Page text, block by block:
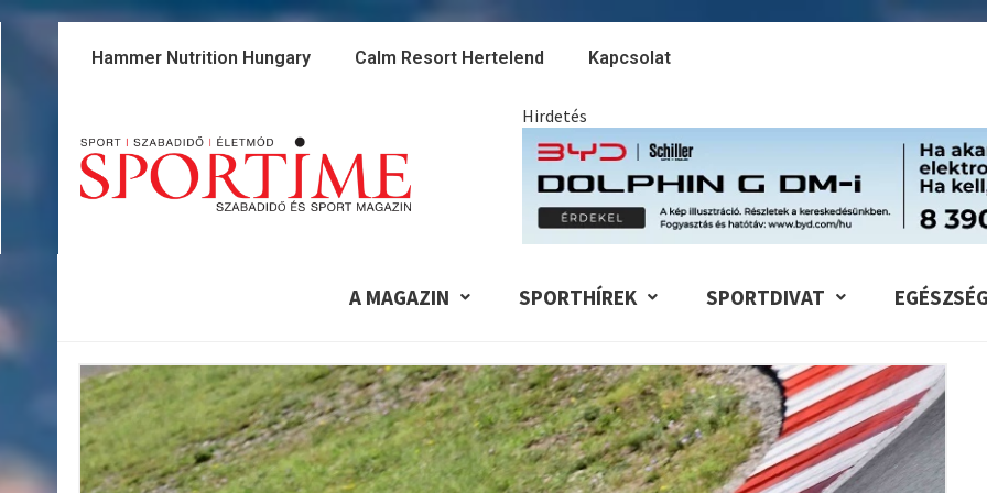
Skip
Hammer Nutrition Hungary Calm Resort Hertelend Kapcsolat
Hirdetés
A MAGAZIN SPORTHÍREK SPORTDIVAT EGÉSZSÉG